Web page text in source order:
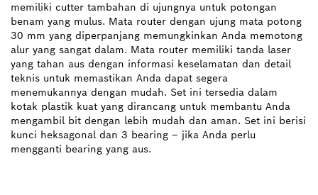
memiliki cutter tambahan di ujungnya untuk potongan
benam yang mulus. Mata router dengan ujung mata potong
30 mm yang diperpanjang memungkinkan Anda memotong
alur yang sangat dalam. Mata router memiliki tanda laser
yang tahan aus dengan informasi keselamatan dan detail
teknis untuk memastikan Anda dapat segera
menemukannya dengan mudah. Set ini tersedia dalam
kotak plastik kuat yang dirancang untuk membantu Anda
mengambil bit dengan lebih mudah dan aman. Set ini berisi
kunci heksagonal dan 3 bearing – jika Anda perlu
mengganti bearing yang aus.